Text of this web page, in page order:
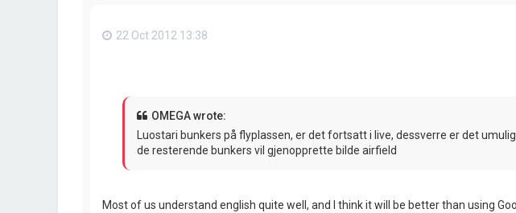
22 Oct 2012 13:38
OMEGA wrote:
Luostari bunkers på flyplassen, er det fortsatt i live, dessverre er det
de resterende bunkers vil gjenopprette bilde airfield
Most of us understand english quite well, and I think it will be better than using